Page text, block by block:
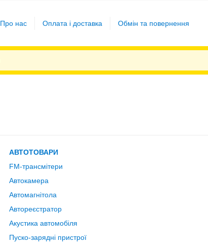
Про нас Оплата і доставка Обмін та повернення
АВТОТОВАРИ
FM-трансмітери
Автокамера
Автомагнітола
Автореєстратор
Акустика автомобіля
Пуско-зарядні пристрої